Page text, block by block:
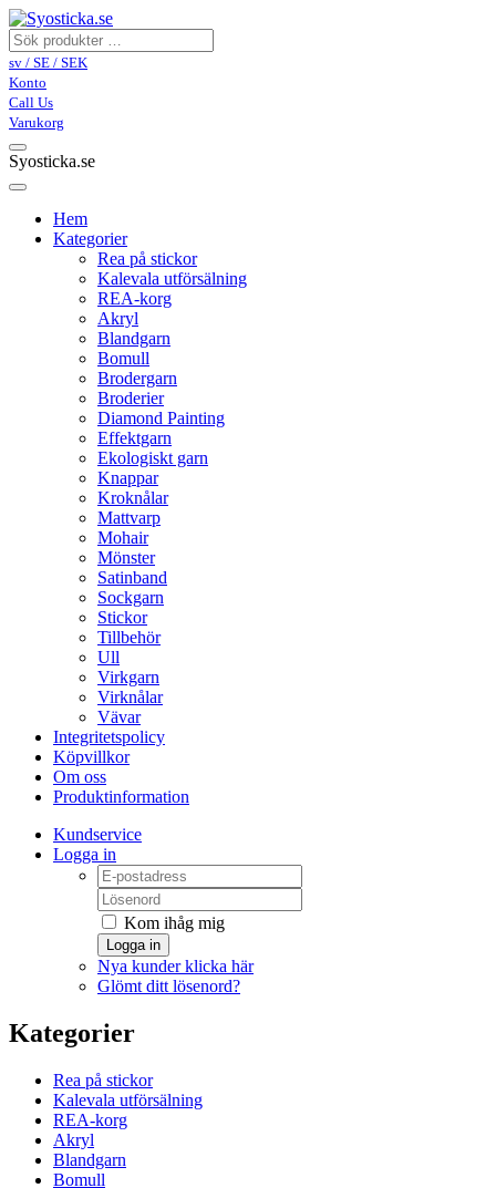
sv / SE / SEK
Konto
Call Us
Varukorg
Syosticka.se
Hem
Kategorier
Rea på stickor
Kalevala utförsälning
REA-korg
Akryl
Blandgarn
Bomull
Brodergarn
Broderier
Diamond Painting
Effektgarn
Ekologiskt garn
Knappar
Kroknålar
Mattvarp
Mohair
Mönster
Satinband
Sockgarn
Stickor
Tillbehör
Ull
Virkgarn
Virknålar
Vävar
Integritetspolicy
Köpvillkor
Om oss
Produktinformation
Kundservice
Logga in
Kom ihåg mig
Logga in
Nya kunder klicka här
Glömt ditt lösenord?
Kategorier
Rea på stickor
Kalevala utförsälning
REA-korg
Akryl
Blandgarn
Bomull